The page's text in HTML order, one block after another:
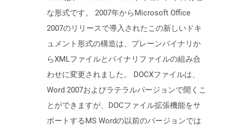
な形式です。 2007年からMicrosoft Office
2007のリリースで導入されたこの新しいドキ
ュメント形式の構造は、プレーンバイナリか
らXMLファイルとバイナリファイルの組み合
わせに変更されました。 DOCXファイルは、
Word 2007およびラテラルバージョンで開くこ
とができますが、DOCファイル拡張機能をサ
ポートするMS Wordの以前のバージョンでは